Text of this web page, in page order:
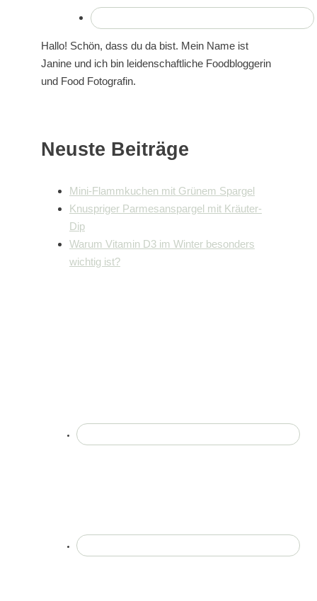
Hallo! Schön, dass du da bist. Mein Name ist
Janine und ich bin leidenschaftliche Foodbloggerin
und Food Fotografin.
Neuste Beiträge
Mini-Flammkuchen mit Grünem Spargel
Knuspriger Parmesanspargel mit Kräuter-
Dip
Warum Vitamin D3 im Winter besonders
wichtig ist?